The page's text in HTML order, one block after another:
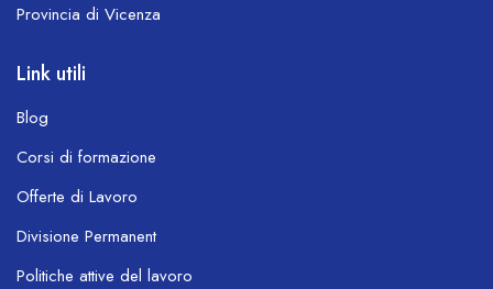
Provincia di Vicenza
Link utili
Blog
Corsi di formazione
Offerte di Lavoro
Divisione Permanent
Politiche attive del lavoro